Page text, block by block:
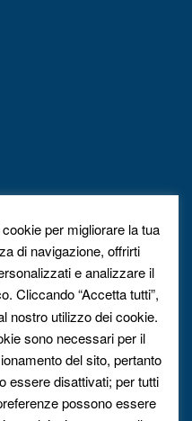
per migliorare la tua
di navigazione, offrirti
e analizzare il
Cliccando “Accetta tutti”,
nostro utilizzo dei cookie.
sono necessari per il
del sito, pertanto
essere disattivati; per tutti
possono essere